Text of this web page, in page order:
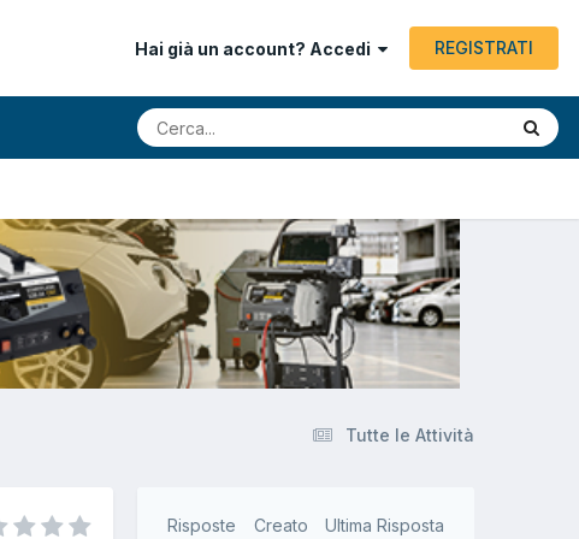
Hai già un account? Accedi REGISTRATI
Tutte le Attività
Risposte Creato Ultima Risposta